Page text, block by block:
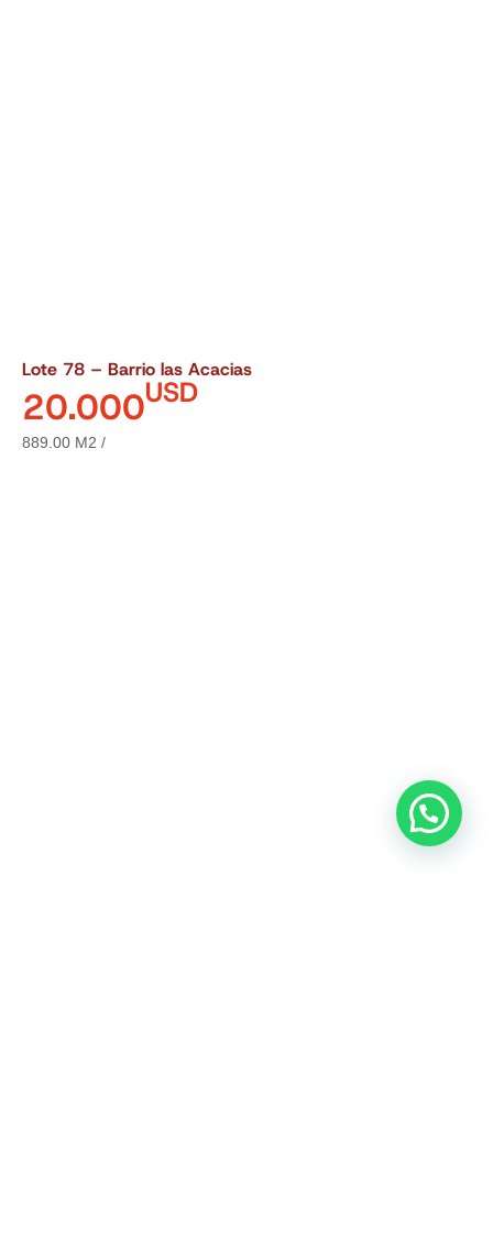
Lote 78 – Barrio las Acacias
20.000USD
889.00 M2 /